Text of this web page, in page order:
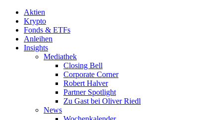
Aktien
Krypto
Fonds & ETFs
Anleihen
Insights
Mediathek
Closing Bell
Corporate Corner
Robert Halver
Partner Spotlight
Zu Gast bei Oliver Riedl
News